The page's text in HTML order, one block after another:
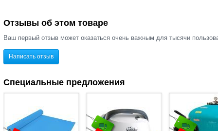
Отзывы об этом товаре
Ваш первый отзыв может оказаться очень важным для тысячи
Написать отзыв
Специальные предложения